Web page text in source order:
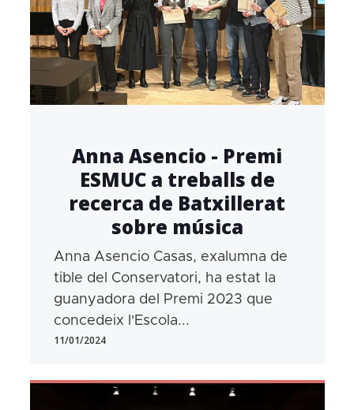
Anna Asencio - Premi
ESMUC a treballs de
recerca de Batxillerat
sobre música
Anna Asencio Casas, exalumna de
tible del Conservatori, ha estat la
guanyadora del Premi 2023 que
concedeix l'Escola...
11/01/2024